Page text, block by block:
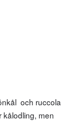
och ruccola
kålodling, men